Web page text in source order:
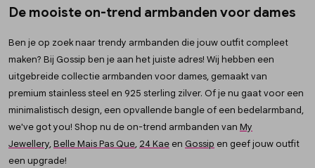
De mooiste on-trend armbanden voor dames
Ben je op zoek naar trendy armbanden die jouw outfit compleet
maken? Bij Gossip ben je aan het juiste adres! Wij hebben een
uitgebreide collectie armbanden voor dames, gemaakt van
premium stainless steel en 925 sterling zilver. Of je nu gaat voor een
minimalistisch design, een opvallende bangle of een bedelarmband,
we've got you! Shop nu de on-trend armbanden van My
Jewellery,Belle Mais Pas Que, 24 Kae en Gossip en geef jouw outfit
een upgrade!